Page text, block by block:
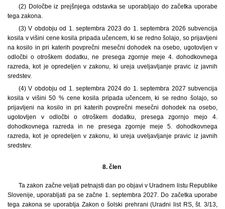
(2) Določbe iz prejšnjega odstavka se uporabljajo do začetka uporabe
tega zakona.
(3) V obdobju od 1. septembra 2023 do 1. septembra 2026 subvencija
kosila v višini cene kosila pripada učencem, ki se redno šolajo, so prijavljeni
na kosilo in pri katerih povprečni mesečni dohodek na osebo, ugotovljen v
odločbi o otroškem dodatku, ne presega zgornje meje 4. dohodkovnega
razreda, kot je opredeljen v zakonu, ki ureja uveljavljanje pravic iz javnih
sredstev.
(4) V obdobju od 1. septembra 2024 do 1. septembra 2027 subvencija
kosila v višini 50 % cene kosila pripada učencem, ki se redno šolajo, so
prijavljeni na kosilo in pri katerih povprečni mesečni dohodek na osebo,
ugotovljen v odločbi o otroškem dodatku, presega zgornjo mejo 4.
dohodkovnega razreda in ne presega zgornje meje 5. dohodkovnega
razreda, kot je opredeljen v zakonu, ki ureja uveljavljanje pravic iz javnih
sredstev.
8. člen
Ta zakon začne veljati petnajsti dan po objavi v Uradnem listu Republike
Slovenije, uporabljati pa se začne 1. septembra 2027. Do začetka uporabe
tega zakona se uporablja Zakon o šolski prehrani (Uradni list RS, št. 3/13,